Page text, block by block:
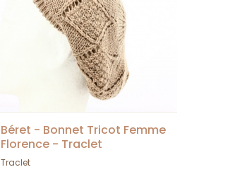
Béret - Bonnet Tricot Femme
Florence - Traclet
Traclet